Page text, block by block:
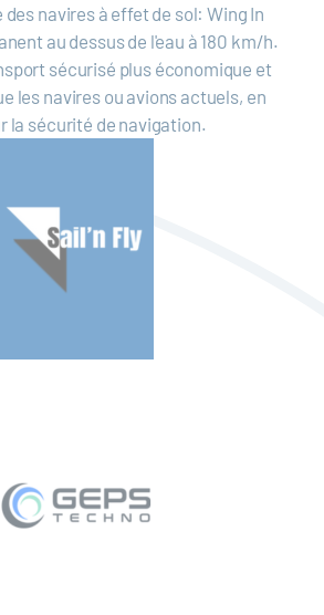
des navires à effet de sol: Wing In
au dessus de l'eau à 180 km/h.
sécurisé plus économique et
les navires ou avions actuels, en
la sécurité de navigation.